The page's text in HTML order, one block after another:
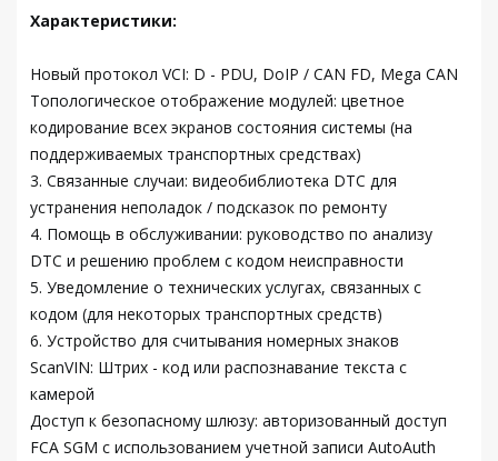
Характеристики:
Новый протокол VCI: D - PDU, DoIP / CAN FD, Mega CAN
Топологическое отображение модулей: цветное
кодирование всех экранов состояния системы (на
поддерживаемых транспортных средствах)
3. Связанные случаи: видеобиблиотека DTC для
устранения неполадок / подсказок по ремонту
4. Помощь в обслуживании: руководство по анализу
DTC и решению проблем с кодом неисправности
5. Уведомление о технических услугах, связанных с
кодом (для некоторых транспортных средств)
6. Устройство для считывания номерных знаков
ScanVIN: Штрих - код или распознавание текста с
камерой
Доступ к безопасному шлюзу: авторизованный доступ
FCA SGM с использованием учетной записи AutoAuth